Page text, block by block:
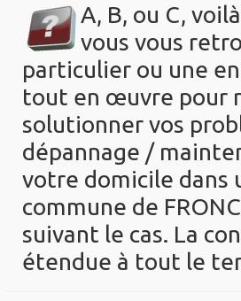
A, B, ou C,
vous vous
particulier ou une
tout en œuvre pour
solutionner vos
dépannage /
votre domicile dans
commune de
suivant le cas. La
étendue à tout le